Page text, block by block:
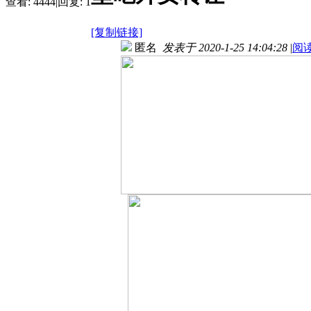
[复制链接]
匿名 发表于 2020-1-25 14:04:28 |阅